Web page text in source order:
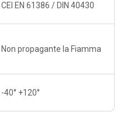
CEI EN 61386 / DIN 40430
Non propagante la Fiamma
-40° +120°